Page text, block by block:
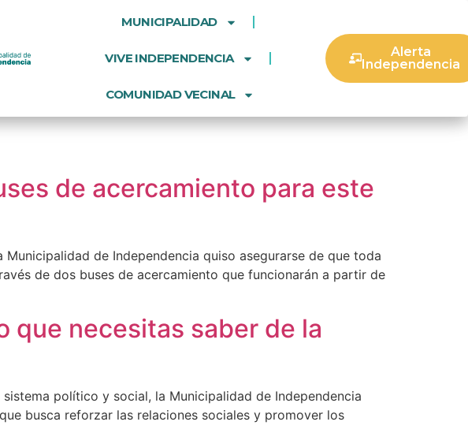
MUNICIPALIDAD
VIVE INDEPENDENCIA
COMUNIDAD VECINAL
Alerta
Independencia
de acercamiento para este
de Independencia quiso asegurarse de que toda
de dos buses de acercamiento que funcionarán a partir de
que necesitas saber de la
político y social, la Municipalidad de Independencia
busca reforzar las relaciones sociales y promover los